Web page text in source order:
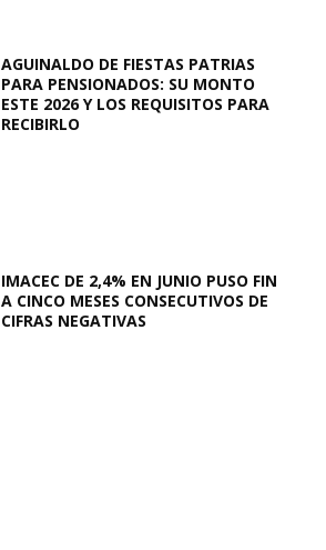
AGUINALDO DE FIESTAS PATRIAS
PARA PENSIONADOS: SU MONTO
ESTE 2026 Y LOS REQUISITOS PARA
RECIBIRLO
IMACEC DE 2,4% EN JUNIO PUSO FIN
A CINCO MESES CONSECUTIVOS DE
CIFRAS NEGATIVAS